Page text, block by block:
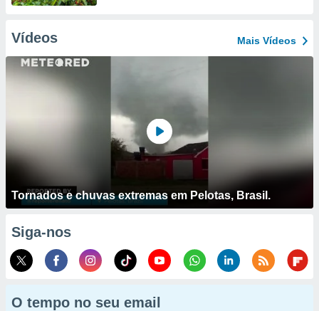
Vídeos Mais Vídeos
Tornados e chuvas extremas em Pelotas, Brasil.
Siga-nos
O tempo no seu email